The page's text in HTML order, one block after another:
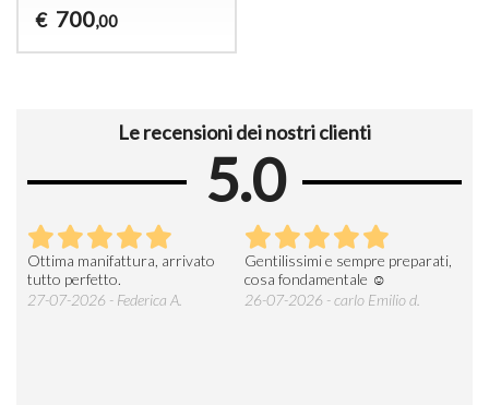
€ 700,00
Le recensioni dei nostri clienti
5.0
Ottima manifattura, arrivato
tutto perfetto.
27-07-2026 - Federica A.
Gentilissimi e sempre preparati,
cosa fondamentale ☺️
26-07-2026 - carlo Emilio d.